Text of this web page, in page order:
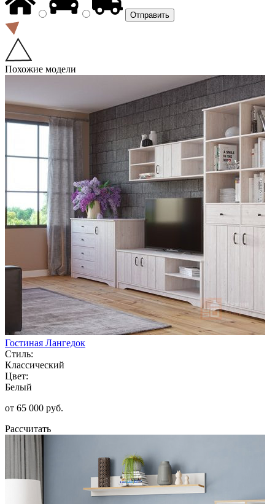
Похожие модели
Гостиная Лангедок
Стиль:
Классический
Цвет:
Белый
от 65 000 руб.
Рассчитать